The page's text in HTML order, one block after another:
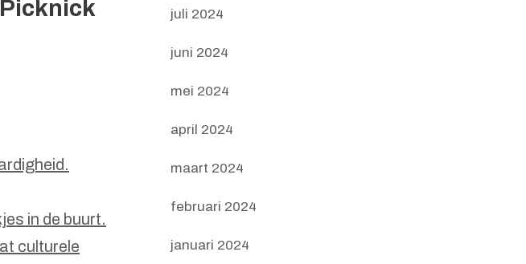
in de buurt.
culturele
juli 2024
juni 2024
mei 2024
april 2024
maart 2024
februari 2024
januari 2024